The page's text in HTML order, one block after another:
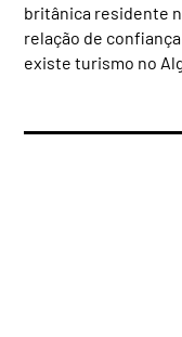
britânica residente
relação de
existe turismo no